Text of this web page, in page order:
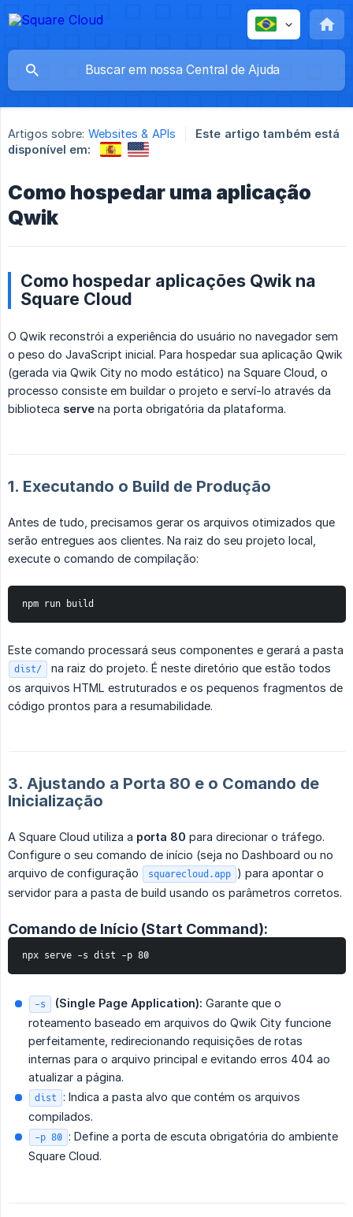
Artigos sobre: Websites & APIs
Este artigo também está
disponível em:
Como hospedar uma aplicação
Qwik
Como hospedar aplicações Qwik na
Square Cloud
O Qwik reconstrói a experiência do usuário no navegador sem
o peso do JavaScript inicial. Para hospedar sua aplicação Qwik
(gerada via Qwik City no modo estático) na Square Cloud, o
processo consiste em buildar o projeto e serví-lo através da
biblioteca serve na porta obrigatória da plataforma.
1. Executando o Build de Produção
Antes de tudo, precisamos gerar os arquivos otimizados que
serão entregues aos clientes. Na raiz do seu projeto local,
execute o comando de compilação:
npm run build
Este comando processará seus componentes e gerará a pasta
dist/
na raiz do projeto. É neste diretório que estão todos
os arquivos HTML estruturados e os pequenos fragmentos de
código prontos para a resumabilidade.
3. Ajustando a Porta 80 e o Comando de
Inicialização
A Square Cloud utiliza a porta 80 para direcionar o tráfego.
Configure o seu comando de início (seja no Dashboard ou no
arquivo de configuração
squarecloud.app ) para apontar o
servidor para a pasta de build usando os parâmetros corretos.
Comando de Início (Start Command):
npx serve -s dist -p 80
-s (Single Page Application): Garante que o
roteamento baseado em arquivos do Qwik City funcione
perfeitamente, redirecionando requisições de rotas
internas para o arquivo principal e evitando erros 404 ao
atualizar a página.
dist : Indica a pasta alvo que contém os arquivos
compilados.
-p 80 : Define a porta de escuta obrigatória do ambiente
Square Cloud.